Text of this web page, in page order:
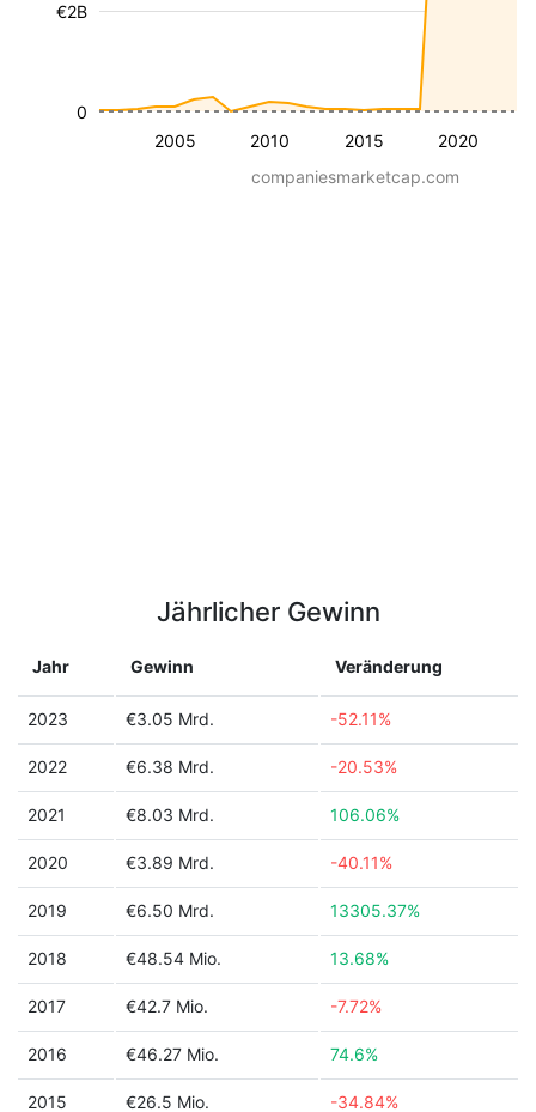
2005 2010 2015 2020
€2B
0
companiesmarketcap.com
Jährlicher Gewinn
Jahr Gewinn Veränderung
2023 €3.05 Mrd. -52.11%
2022 €6.38 Mrd. -20.53%
2021 €8.03 Mrd. 106.06%
2020 €3.89 Mrd. -40.11%
2019 €6.50 Mrd. 13305.37%
2018 €48.54 Mio. 13.68%
2017 €42.7 Mio. -7.72%
2016 €46.27 Mio. 74.6%
2015 €26.5 Mio. -34.84%